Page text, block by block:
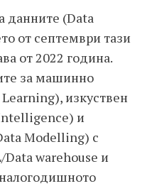
данните (Data
от септември тази
от 2022 година.
за машинно
изкуствен
и
Modelling) с
Data warehouse и